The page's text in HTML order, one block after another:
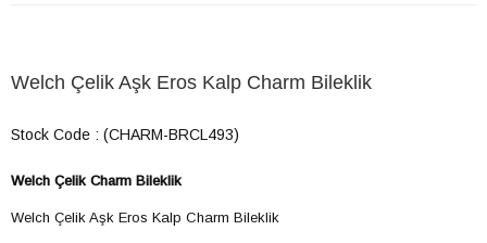
​Welch Çelik Aşk Eros Kalp Charm Bileklik
Stock Code (CHARM-BRCL493)
Welch Çelik Charm Bileklik
​Welch Çelik Aşk Eros Kalp Charm Bileklik